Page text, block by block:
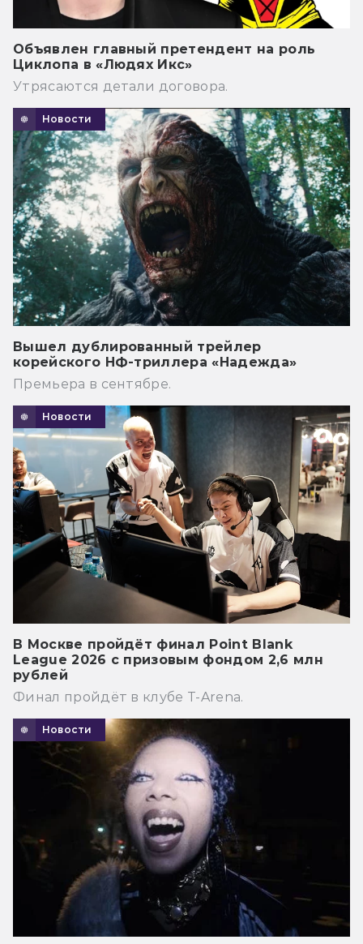
Объявлен главный претендент на роль
Циклопа в «Людях Икс»
Утрясаются детали договора.
Новости
Вышел дублированный трейлер
корейского НФ-триллера «Надежда»
Премьера в сентябре.
Новости
В Москве пройдёт финал Point Blank
League 2026 с призовым фондом 2,6 млн
рублей
Финал пройдёт в клубе T-Arena.
Новости